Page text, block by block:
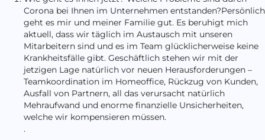
Corona bei Ihnen im Unternehmen entstanden?Persönlich
geht es mir und meiner Familie gut. Es beruhigt mich
aktuell, dass wir täglich im Austausch mit unseren
Mitarbeitern sind und es im Team glücklicherweise keine
Krankheitsfälle gibt. Geschäftlich stehen wir mit der
jetzigen Lage natürlich vor neuen Herausforderungen –
Teamkoordination im Homeoffice, Rückzug von Kunden,
Ausfall von Partnern, all das verursacht natürlich
Mehraufwand und enorme finanzielle Unsicherheiten,
welche wir kompensieren müssen.
.